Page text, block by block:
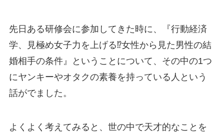
先日ある研修会に参加してきた時に、『行動経済
学、見極め女子力を上げる⁉女性から見た男性の結
婚相手の条件』ということについて、その中の1つ
にヤンキーやオタクの素養を持っている人という
話がでました。
よくよく考えてみると、世の中で天才的なことを